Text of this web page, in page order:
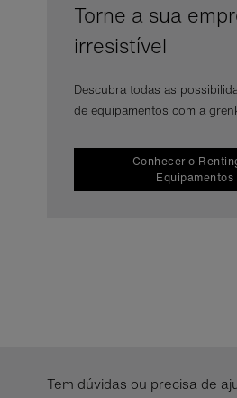
Torne a sua
irresistível
Descubra todas as
de equipamentos com a
Conhecer o
Equipamentos
Tem dúvidas ou precisa de